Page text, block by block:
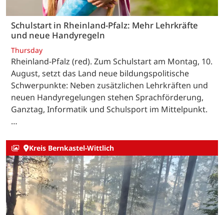
Schulstart in Rheinland-Pfalz: Mehr Lehrkräfte
und neue Handyregeln
Thursday
Rheinland-Pfalz (red). Zum Schulstart am Montag, 10.
August, setzt das Land neue bildungspolitische
Schwerpunkte: Neben zusätzlichen Lehrkräften und
neuen Handyregelungen stehen Sprachförderung,
Ganztag, Informatik und Schulsport im Mittelpunkt.
…
Kreis Bernkastel-Wittlich